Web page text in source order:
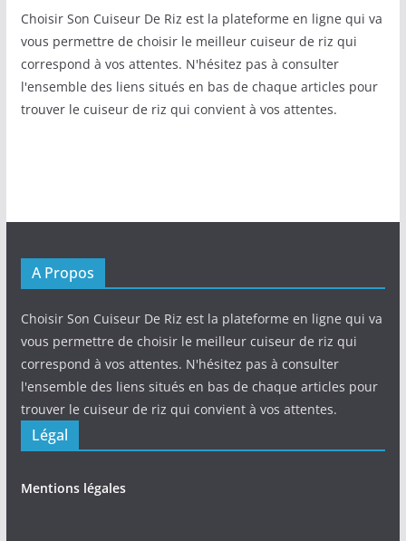
Choisir Son Cuiseur De Riz est la plateforme en ligne qui va
vous permettre de choisir le meilleur cuiseur de riz qui
correspond à vos attentes. N'hésitez pas à consulter
l'ensemble des liens situés en bas de chaque articles pour
trouver le cuiseur de riz qui convient à vos attentes.
A Propos
Choisir Son Cuiseur De Riz est la plateforme en ligne qui va
vous permettre de choisir le meilleur cuiseur de riz qui
correspond à vos attentes. N'hésitez pas à consulter
l'ensemble des liens situés en bas de chaque articles pour
trouver le cuiseur de riz qui convient à vos attentes.
Légal
Mentions légales